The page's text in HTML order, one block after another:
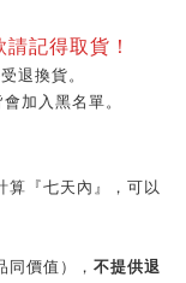
記得取貨！
退換貨。
加入黑名單。
算『七天內』，可以
同價值）， 不提供退